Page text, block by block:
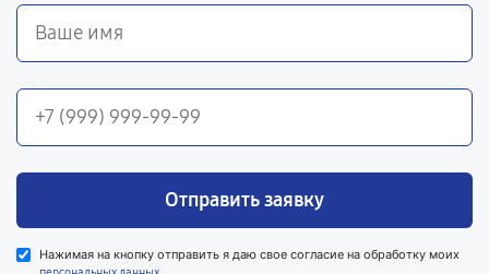
Отправить заявку
Нажимая на кнопку отправить я даю свое согласие на обработку моих